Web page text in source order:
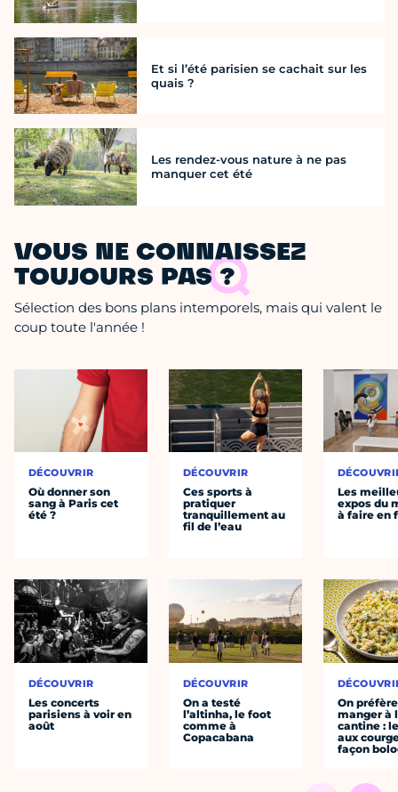
Et si l’été parisien se cachait sur les
quais ?
Les rendez-vous nature à ne pas
manquer cet été
VOUS NE CONNAISSEZ
TOUJOURS PAS ?
Sélection des bons plans intemporels, mais qui valent le
coup toute l'année !
DÉCOUVRIR
Où donner son
sang à Paris cet
été ?
DÉCOUVRIR
Les concerts
parisiens à voir en
août
DÉCOUVRIR
Ces sports à
pratiquer
tranquillement au
fil de l’eau
DÉCOUVRIR
On a testé
l’altinha, le foot
comme à
Copacabana
Les
expos du
à faire en
On préfère
manger à
cantine :
aux
façon